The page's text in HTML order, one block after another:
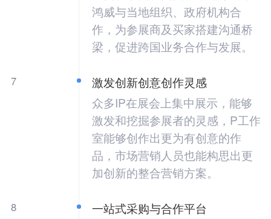
鸿威与当地组织、政府机构合
作，为参展商及买家搭建沟通桥
梁，促进跨国业务合作与发展。
7
激发创新创意创作灵感
众多IP在展会上集中展示，能够
激发和挖掘参展者的灵感，P工作
室能够创作出更为有创意的作
品，市场营销人员也能构思出更
加创新的整合营销方案。
8
一站式采购与合作平台